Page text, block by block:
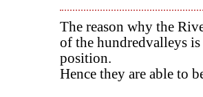
The reason why the
of the hundredvalleys
position.
Hence they are able to